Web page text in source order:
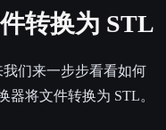
转换为 STL
们来一步步看看如何
器将文件转换为 STL。